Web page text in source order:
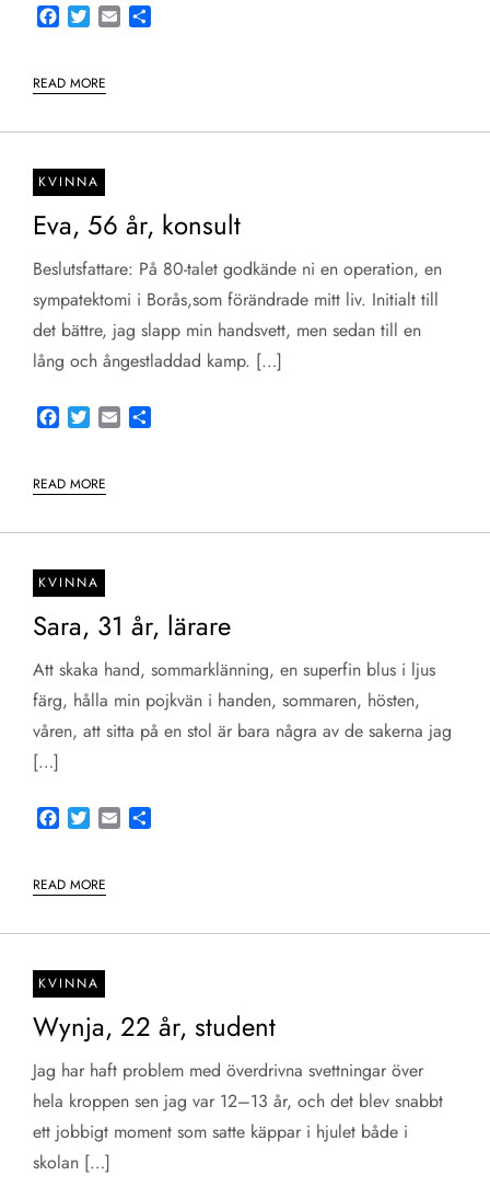
Facebook
TwitterEmail
READ MORE
KVINNA
Eva, 56 år, konsult
Beslutsfattare: På 80-talet godkände ni en operation, en
sympatektomi i Borås,som förändrade mitt liv. Initialt till
det bättre, jag slapp min handsvett, men sedan till en
lång och ångestladdad kamp. […]
Facebook
TwitterEmail
READ MORE
KVINNA
Sara, 31 år, lärare
Att skaka hand, sommarklänning, en superfin blus i ljus
färg, hålla min pojkvän i handen, sommaren, hösten,
våren, att sitta på en stol är bara några av de sakerna jag
[…]
Facebook
TwitterEmail
READ MORE
KVINNA
Wynja, 22 år, student
Jag har haft problem med överdrivna svettningar över
hela kroppen sen jag var 12–13 år, och det blev snabbt
ett jobbigt moment som satte käppar i hjulet både i
skolan […]